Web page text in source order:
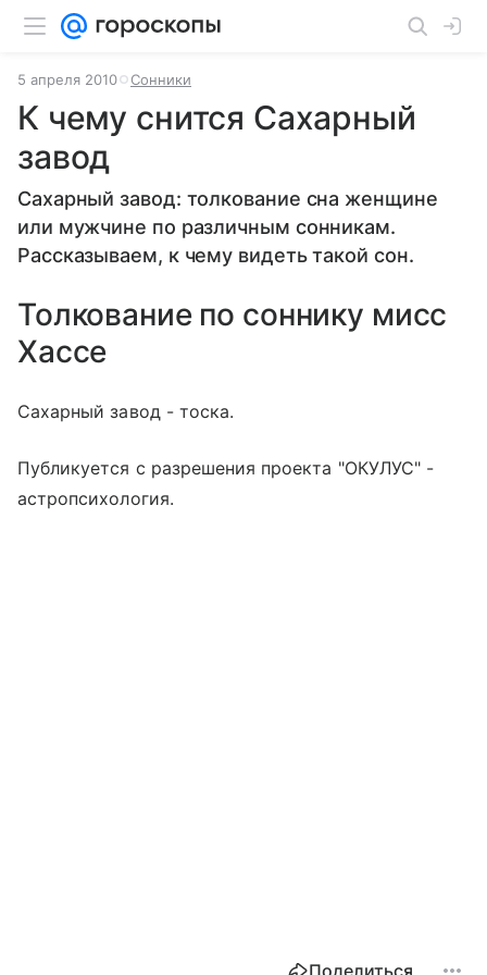
5 апреля 2010 Сонники
К чему снится Сахарный
завод
Сахарный завод: толкование сна женщине
или мужчине по различным сонникам.
Рассказываем, к чему видеть такой сон.
Толкование по соннику мисс
Хассе
Сахарный завод - тоска.
Публикуется с разрешения проекта "ОКУЛУС" -
астропсихология.
Поделиться